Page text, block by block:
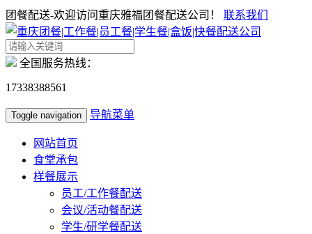
团餐配送-欢迎访问重庆雅福团餐配送公司！ 联系我们
全国服务热线：
17338388561
Toggle navigation 导航菜单
网站首页
食堂承包
样餐展示
员工/工作餐配送
会议/活动餐配送
学生/研学餐配送